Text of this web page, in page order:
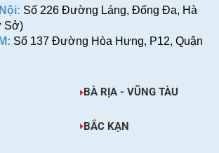
Số 226 Đường Láng, Đống Đa, Hà
Sở)
Số 137 Đường Hòa Hưng, P12, Quận
BÀ RỊA - VŨNG TÀU
BẮC KẠN